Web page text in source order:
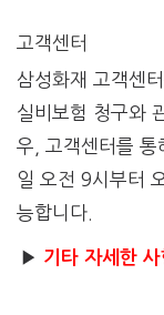
고객센터
삼성화재 고객센
실비보험 청구와
우, 고객센터를 통
일 오전 9시부터
능합니다.
▶ 기타 자세한